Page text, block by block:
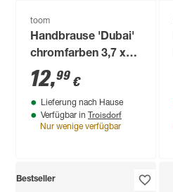
Nur wenige verfügbar
toom
Handbrause 'Dubai'
chromfarben 3,7 x
2,7 x 22 cm
12,99 €
Lieferung nach Hause
Verfügbar in Troisdorf
Nur wenige verfügbar
Bestseller